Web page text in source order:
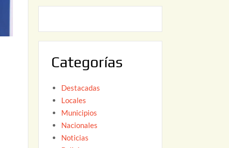
2
2
Categorías
Destacadas
Locales
Municipios
Nacionales
Noticias